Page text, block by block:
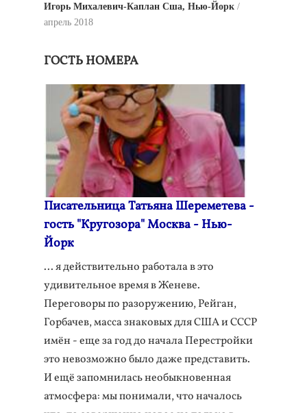
Игорь Михалевич-Каплан Сша, Нью-Йорк
апрель 2018
ГОСТЬ НОМЕРА
Писательница Татьяна Шереметева -
гость "Кругозора" Москва - Нью-
Йорк
... я действительно работала в это
удивительное время в Женеве.
Переговоры по разоружению, Рейган,
Горбачев, масса знаковых для США и СССР
имён - еще за год до начала Перестройки
это невозможно было даже представить.
И ещё запомнилась необыкновенная
атмосфера: мы понимали, что началось